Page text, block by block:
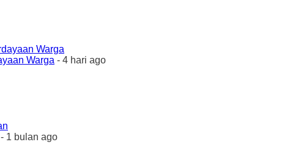
Warga - 4 hari ago
- 1 bulan ago